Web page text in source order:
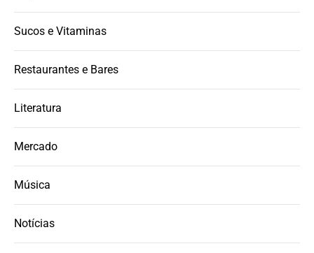
Sucos e Vitaminas
Restaurantes e Bares
Literatura
Mercado
Música
Notícias